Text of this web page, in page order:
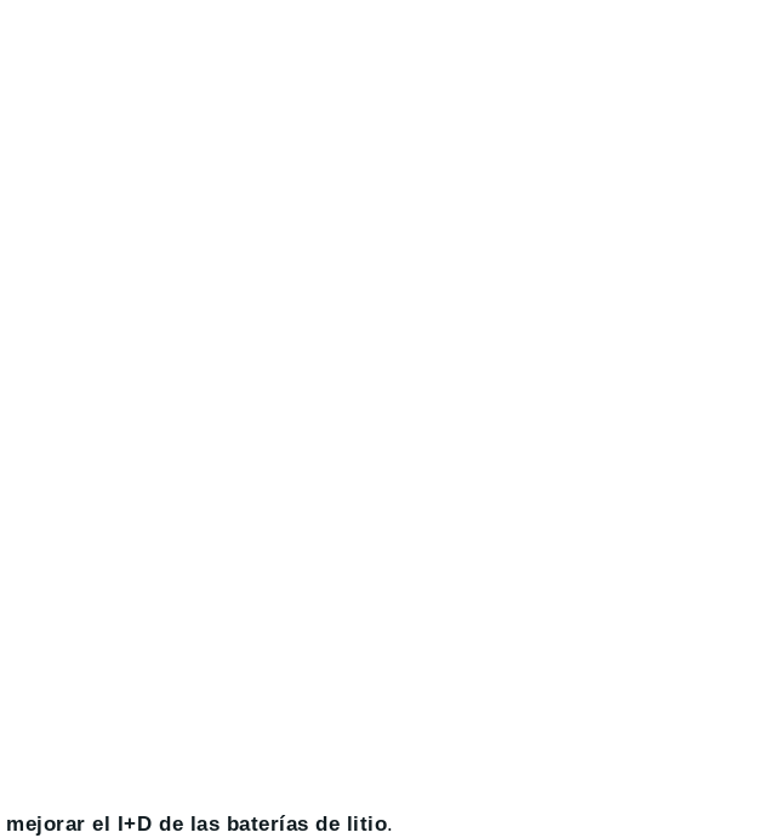
mejorar el I+D de las baterías de litio.